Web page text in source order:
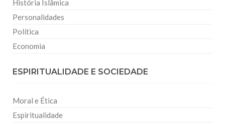
História Islâmica
Personalidades
Política
Economia
ESPIRITUALIDADE E SOCIEDADE
Moral e Ética
Espiritualidade